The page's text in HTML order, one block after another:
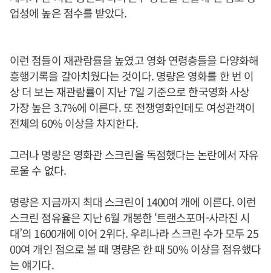
업성에 높은 점수를 받았다.
이런 점들이 재관람률을 높였고 영화 연령층들을 다양화해
흥행기록을 갈아치웠다는 것이다. 명량은 영화를 한 번 이
상 더 보는 재관람률이 지난 7일 기준으로 한국영화 사상
가장 높은 3.7%에 이른다. 또 전쟁영화인데도 여성관객이
전체의 60% 이상을 차지한다.
그러나 명량은 영화관 스크린을 독점했다는 논란에서 자유
로울 수 없다.
명량은 지금까지 최대 스크린이 1400여 개에 이른다. 이런
스크린 점유율은 지난 6월 개봉한 ‘트랜스포머-사라진 시
대’의 1600개에 이어 2위다. 우리나라 스크린 수가 모두 25
00여 개인 점으로 볼 때 명량은 한 때 50% 이상을 점유했다
는 얘기다.